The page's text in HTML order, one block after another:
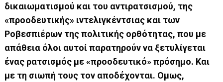
δικαιωματισμού και του αντιρατσισμού, της
«προοδευτικής» ιντελιγκέντσιας και των
Ροβεσπιέρων της πολιτικής ορθότητας, που με
απάθεια όλοι αυτοί παρατηρούν να ξετυλίγεται
ένας ρατσισμός με «προοδευτικό» πρόσημο. Και
με τη σιωπή τους τον αποδέχονται. Ομως,